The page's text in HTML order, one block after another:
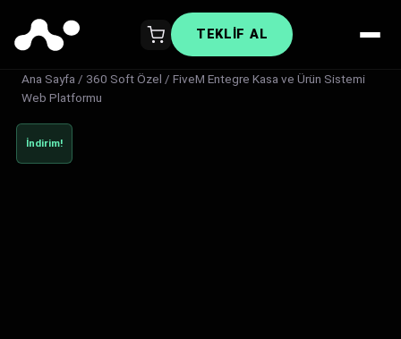
TEKLIF AL
Ana Sayfa / 360 Soft Özel / FiveM Entegre Kasa ve Ürün Sistemi
Web Platformu
İndirim!